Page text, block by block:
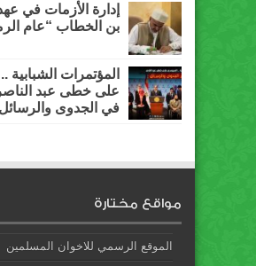
إدارة الأزمات في
بن الخطاب “عام
المؤتمرات
على خطى عبد
في الجدوى والرسائل
مواقع مختارة
الموقع الرسمي للاخوان المسلمين